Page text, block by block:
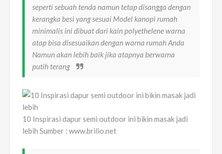
seperti sebuah tenda namun tetap disangga dengan
kerangka besi yang sesuai Model kanopi rumah
minimalis ini dibuat dari kain polyethelene warna
atap bisa disesuaikan dengan warna rumah Anda
Namun akan lebih baik jika atapnya berwarna
putih terang
10 Inspirasi dapur semi outdoor ini bikin masak jadi
lebih Sumber : www.brilio.net